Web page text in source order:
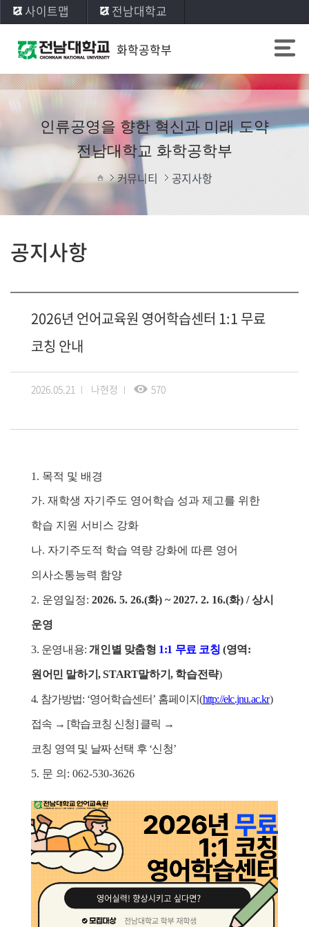
사이트맵 전남대학교
화학공학부
인류공영을 향한 혁신과 미래 도약
전남대학교 화학공학부
커뮤니티 공지사항
공지사항
2026년 언어교육원 영어학습센터 1:1 무료
코칭 안내
2026.05.21 나현정 570
1. 목적 및 배경
가. 재학생 자기주도 영어학습 성과 제고를 위한
학습 지원 서비스 강화
나. 자기주도적 학습 역량 강화에 따른 영어
의사소통능력 함양
2. 운영일정: 2026. 5. 26.(화) ~ 2027. 2. 16.(화) /상시
운영
3. 운영내용:개인별 맞춤형 1:1 무료 코칭(영역 :
원어민 말하기, START말하기, 학습전략)
4. 참가방법: ‘영어학습센터’ 홈페이지(http://elc.jnu.ac.kr)
접속 → [학습코칭 신청]클릭 →
코칭 영역 및 날짜 선택 후 ‘신청’
5. 문 의 : 062-530-3626